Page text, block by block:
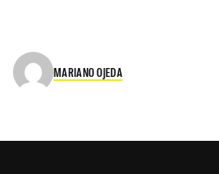
MARIANO OJEDA